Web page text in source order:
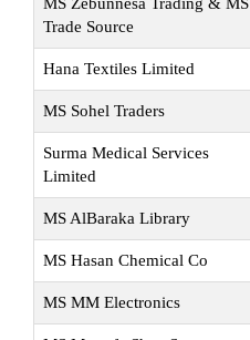
Trade Source
Hana Textiles Limited
MS Sohel Traders
Surma Medical Services
Limited
MS AlBaraka Library
MS Hasan Chemical Co
MS MM Electronics